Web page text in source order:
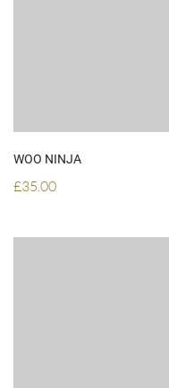
WOO NINJA
£35.00